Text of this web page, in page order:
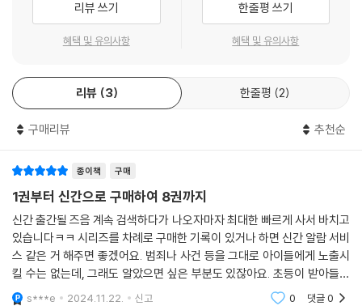
갈 수 있는 곳이 되려면, 어떤 순간에도 정의는 꼭 지켜져야 하지요. 정의로
운 행동을 하면 손해를 본다고 생각하는 사람들도 있지만, 긴 역사를 돌이
정의를 지키는 일은 대단하고 특별한 사람만 할 수 있는 게 아니에요. 책 속
에는 여러분과 닮은, 평범한 수사대 친구들이 나오는데요. 하나씩 특기를
가졌지만 아픔과 상처, 그리고 부족한 점도 많이 있어요. 수사대 친구들은
정에서 진짜 정의를 실현하게 되지요. 이 책을 읽는 어린이 친구들도 수사
대의 대원이 되어 함께 사건을 해결해 보세요. 그리고 주위를 둘러보세요.
어딘가에 내가 용기 내 주길 기다리는 사건들이 있을지도 모릅니다.
☞ 이 책을 먼저 읽은 ‘어린이 추리 평가단’이 보낸 뜨거운 찬사
“〈해리 포터〉만큼 흥미진진하다.”_2학년 조*린
리뷰 쓰기
혜택 및 유의사항
한줄평 쓰기
혜택 및 유의사항
리뷰 3 한줄평 2
구매리뷰 추천순
종이책 구매
1권부터 신간으로 구매하여 8권까지
신간 출간될 즈음 계속 검색하다가 나오자마자 최대한 빠르게 사서 바치고
있습니다ㅋㅋ 시리즈를 차례로 구매한 기록이 있거나 하면 신간 알람 서비
스 같은 거 해주면 좋겠어요. 범죄나 사건 등을 그대로 아이들에게 노출시
킬 수는 없는데, 그래도 알았으면 싶은 부분도 있잖아요. 초등이 받아들일
수 있는 수위로 된 이야기라 흥미롭게 잘 읽고 있습니다.
s***e 2024.11.22. 신고 0 댓글0